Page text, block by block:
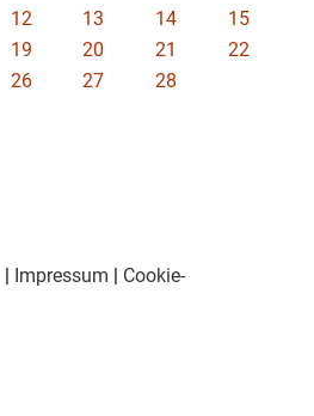
12 13 14
15
19 20 21
22
26 27
28
| Impressum | Cookie-